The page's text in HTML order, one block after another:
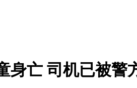
身亡 司机已被警